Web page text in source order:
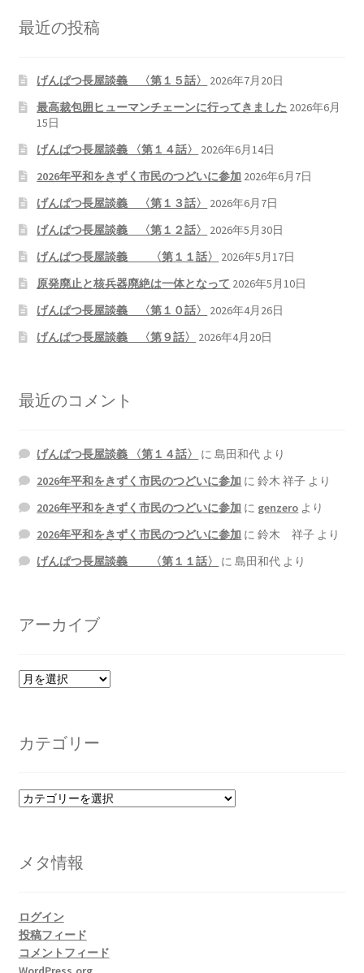
最近の投稿
げんぱつ長屋談義 〈第１５話〉
2026年7月20日
最高裁包囲ヒューマンチェーンに行ってきました 2026年6月
15日
げんぱつ長屋談義 〈第１４話〉
2026年6月14日
2026年平和をきずく市民のつどいに参加 2026年6月7日
げんぱつ長屋談義 〈第１３話〉
2026年6月7日
げんぱつ長屋談義 〈第１２話〉
2026年5月30日
げんぱつ長屋談義 〈第１１話〉
2026年5月17日
原発廃止と核兵器廃絶は一体となって 2026年5月10日
げんぱつ長屋談義 〈第１０話〉
2026年4月26日
げんぱつ長屋談義 〈第９話〉
2026年4月20日
最近のコメント
げんぱつ長屋談義 〈第１４話〉 に島田和代 より
2026年平和をきずく市民のつどいに参加 に鈴木 祥子 より
2026年平和をきずく市民のつどいに参加 に genzero より
2026年平和をきずく市民のつどいに参加 に鈴木 祥子 より
げんぱつ長屋談義 〈第１１話〉
に島田和代 より
アーカイブ
ア
ブ
カテゴリー
カ
ー
メタ情報
ログイン
投稿フィード
コメントフィード